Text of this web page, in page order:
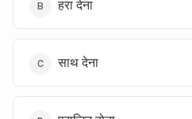
हरा देना
साथ देना